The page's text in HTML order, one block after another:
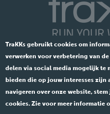
Ent.841 533
TraKKs gebruikt cookies om
verwerken voor verbetering van
delen via social media mogelijk te
bieden die op jouw interesses zijn
navigeren over onze website,
cookies. Zie voor meer informatie